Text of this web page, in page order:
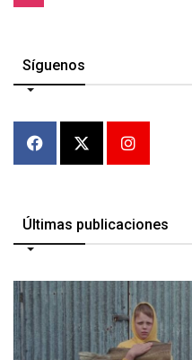
Síguenos
Últimas publicaciones